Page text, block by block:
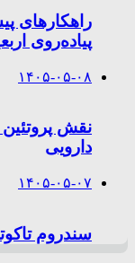
راهکارهای
پیاده‌روی
۱۴۰۵-۰۵-۰۸
نقش پروتئین
دارویی
۱۴۰۵-۰۵-۰۷
سندروم